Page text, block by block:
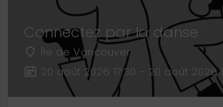
Connectez par la danse
Île de Vancouver
20 août 2026 17:30 - 20 août 2026